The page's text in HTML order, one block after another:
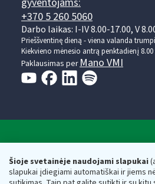
Šioje svetainėje naudojami slapukai
slapukai įdiegiami automatiškai ir jiems
+370 5 260 5060
Darbo laikas: I-IV 8.00-17.00, V
Prieššventinę dieną - viena valanda
Kiekvieno mėnesio antrą penktadienį 8.00
Paklausimas perMano VMI
Valstybinė mokesčių
Respublikos finansų
Biudžetinė įstaiga. Juridinio asmens